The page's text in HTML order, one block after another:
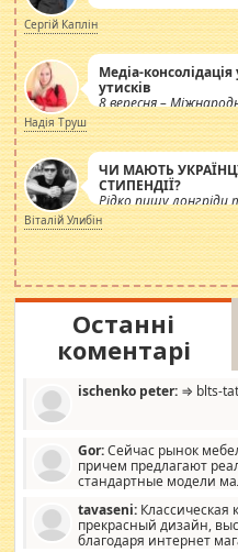
Сергій Каплін
Медіа-
утисків
8 вересня –
журналістів.
Надія Труш
ЧИ МАЮТЬ
СТИПЕНДІЇ?
Рідко пишу
просто дістало!
навколо
роздувається ще
Віталій Улибін
Останні
коментарі
ischenko peter: ⇒ blts-
Gor:Сейчас рынок
причем предлагают
стандартные модели
стандартные формы, в
со вкусом все в порядке, без
мебель, а это не последний
tavaseni: Классическая
прекрасный дизайн,
благодаря интернет